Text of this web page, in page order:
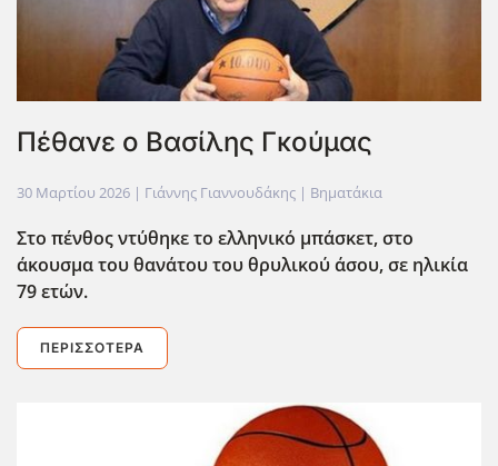
Πέθανε ο Βασίλης Γκούμας
30 Μαρτίου 2026 | Γιάννης Γιαννουδάκης | Βηματάκια
Στο πένθος ντύθηκε το ελληνικό μπάσκετ, στο
άκουσμα του θανάτου του θρυλικού άσου, σε ηλικία
79 ετών.
ΠΕΡΙΣΣΌΤΕΡΑ